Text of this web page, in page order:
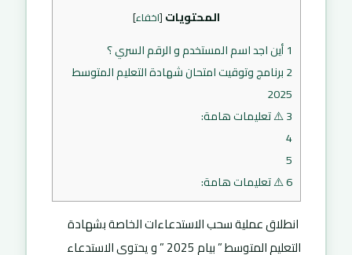
المحتويات [اخفاء]
1أين اجد اسم المستخدم و الرقم السري ؟
2برنامج وتوقيت امتحان شهادة التعليم المتوسط
2025
3⚠️ تعليمات هامة:
4
5
6⚠️ تعليمات هامة:
انطلاق عملية سحب الاستدعاءات الخاصة بشهادة
التعليم المتوسط ” بيام 2025 ” و يحتوي الاستدعاء